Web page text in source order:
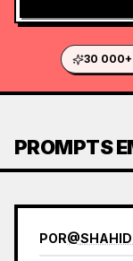
30
PROMPTS
POR@